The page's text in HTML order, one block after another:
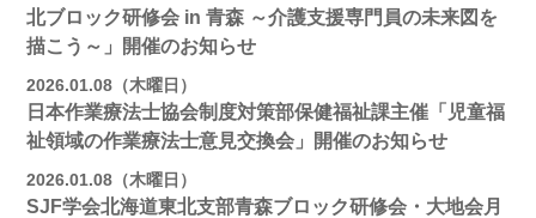
北ブロック研修会 in 青森 ～介護支援専門員の未来図を
描こう～」開催のお知らせ
2026.01.08（木曜日）
日本作業療法士協会制度対策部保健福祉課主催「児童福
祉領域の作業療法士意見交換会」開催のお知らせ
2026.01.08（木曜日）
SJF学会北海道東北支部青森ブロック研修会・大地会月